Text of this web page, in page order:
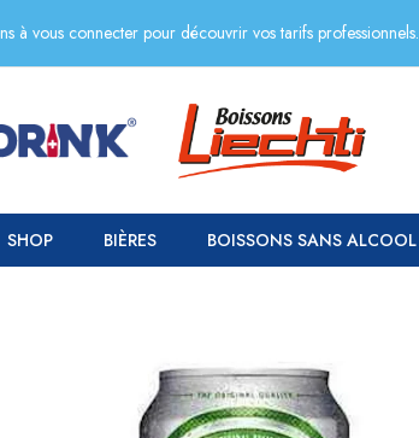
à vous connecter pour découvrir vos tarifs professionnels.
SHOP BIÈRES BOISSONS SANS ALCOOL